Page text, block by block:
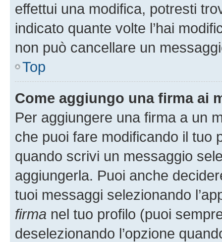
effettui una modifica, potresti
indicato quante volte l’hai
non può cancellare un
Top
Come aggiungo una firma ai
Per aggiungere una firma a un
che puoi fare modificando il tuo
quando scrivi un messaggio
aggiungerla. Puoi anche
tuoi messaggi selezionando
firma nel tuo profilo (puoi
deselezionando l’opzione